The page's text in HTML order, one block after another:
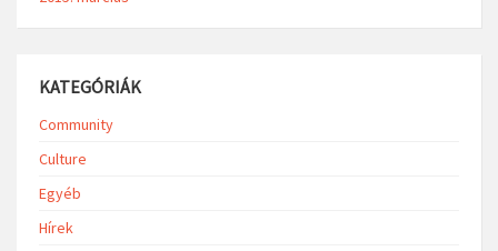
KATEGÓRIÁK
Community
Culture
Egyéb
Hírek